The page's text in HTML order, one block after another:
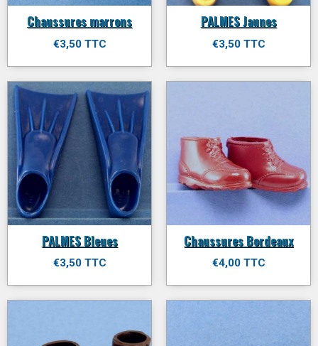
Chaussures marrons
€3,50 TTC
PALMES Jaunes
€3,50 TTC
PALMES Bleues
€3,50 TTC
Chaussures Bordeaux
€4,00 TTC